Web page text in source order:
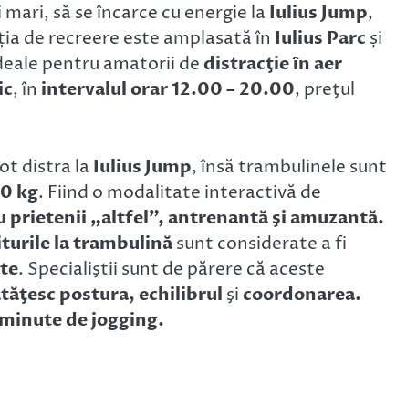
să se încarce cu energie la Iulius Jump,
de recreere este amplasată în Iulius Parc și
pentru amatorii dedistracţie în aer
, în intervalul orar 12.00 – 20.00, preţul
distra la Iulius Jump, însă trambulinele sunt
kg. Fiind o modalitate interactivă de
prietenii „altfel”, antrenantă şi amuzantă.
la trambulinăsunt considerate a fi
. Specialiştii sunt de părere că aceste
postura, echilibrul şicoordonarea.
de jogging.